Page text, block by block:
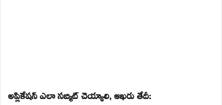
అప్లికేషన్ ఎలా సబ్మిట్ చెయ్యాలి, ఆఖరు తేదీ: